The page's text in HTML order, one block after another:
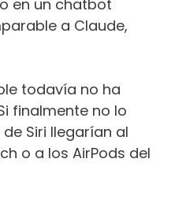
en un chatbot
a Claude,
todavía no ha
finalmente no lo
Siri llegarían al
o a los AirPods del